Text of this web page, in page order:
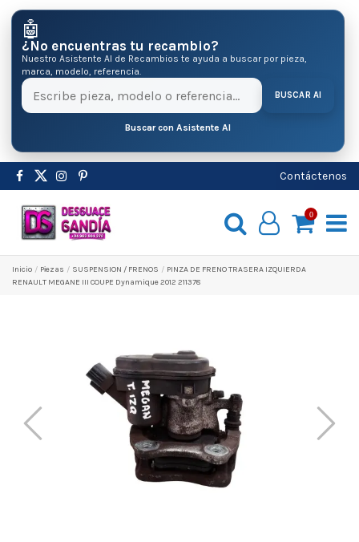
🤖
¿No encuentras tu recambio?
Nuestro Asistente AI de Recambios te ayuda a buscar por pieza,
marca, modelo, referencia.
BUSCAR AI
Buscar con Asistente AI
Contáctenos
0
Inicio Pіezas SUSPENSION / FRENOS
PINZA DE FRENO TRASERA IZQUIERDA
RENAULT MEGANE III COUPE Dynamique 2012 211378